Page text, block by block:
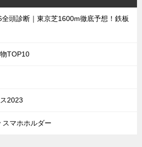
頭診断｜東京芝1600m徹底予想！鉄板
TOP10
2023
マホホルダー